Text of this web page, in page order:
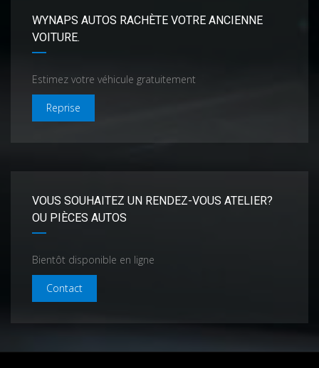
WYNAPS AUTOS RACHÈTE VOTRE ANCIENNE
VOITURE.
Estimez votre véhicule gratuitement
Reprise
VOUS SOUHAITEZ UN RENDEZ-VOUS ATELIER?
OU PIÈCES AUTOS
Bientôt disponible en ligne
Contact